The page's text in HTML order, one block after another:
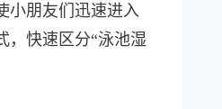
小朋友们迅速进入
，快速区分“泳池湿